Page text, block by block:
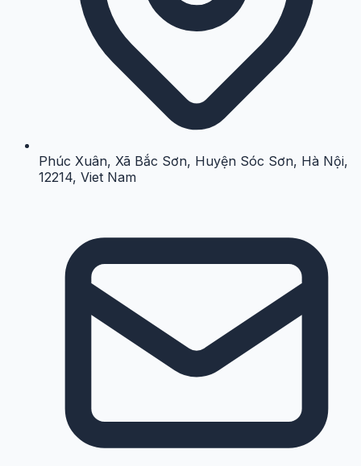
Phúc Xuân, Xã Bắc Sơn, Huyện Sóc Sơn, Hà Nội,
12214, Viet Nam